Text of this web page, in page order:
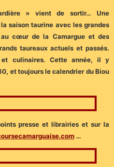
» vient de sortir… Une
saison taurine avec les grandes
cœur de la Camargue et des
taureaux actuels et passés.
et culinaires. Cette année, il y
et toujours le calendrier du Biou
presse et librairies et sur la
…